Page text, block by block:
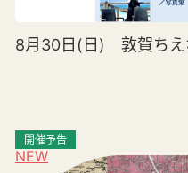
8月30日(日) 敦賀ちえ
NEW
開催予告